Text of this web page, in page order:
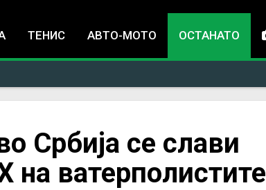
ТЕНИС АВТО-МОТО ОСТАНАТО
Србија се слави
ватерполистите